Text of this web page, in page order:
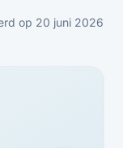
op 20 juni 2026